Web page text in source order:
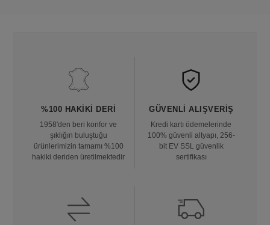
%100 HAKIKI DERI
1958'den beri konfor ve
şıklığın buluştuğu
ürünlerimizin tamamı %100
hakiki deriden üretilmektedir
GÜVENLI ALIŞVERIŞ
Kredi kartı ödemelerinde
100% güvenli altyapı, 256-
bit EV SSL güvenlik
sertifikası